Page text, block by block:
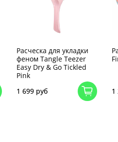
Расческа для укладки
феном Tangle Teezer
Easy Dry & Go Tickled
Pink
1 699 руб
1